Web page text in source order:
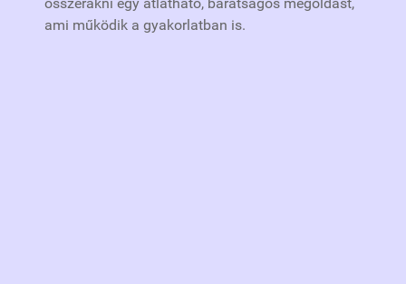
összerakni egy átlátható, barátságos megoldást,
ami működik a gyakorlatban is.